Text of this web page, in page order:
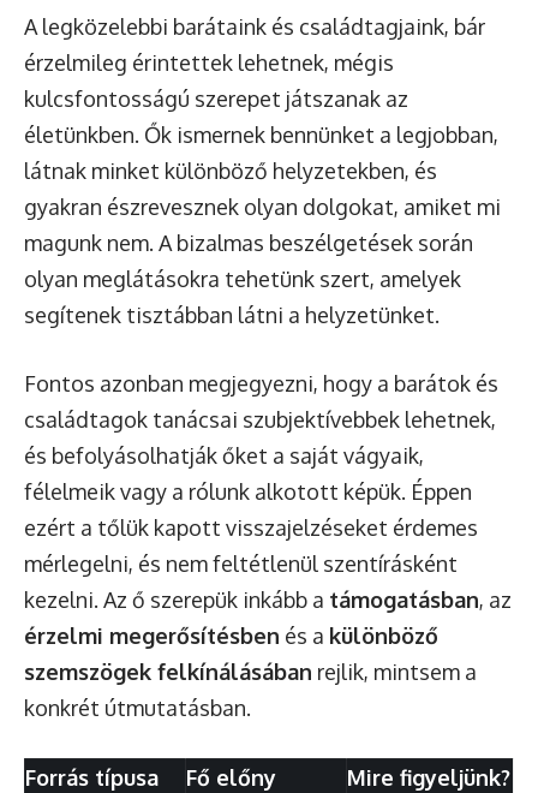
A legközelebbi barátaink és családtagjaink, bár
érzelmileg érintettek lehetnek, mégis
kulcsfontosságú szerepet játszanak az
életünkben. Ők ismernek bennünket a legjobban,
látnak minket különböző helyzetekben, és
gyakran észrevesznek olyan dolgokat, amiket mi
magunk nem. A bizalmas beszélgetések során
olyan meglátásokra tehetünk szert, amelyek
segítenek tisztábban látni a helyzetünket.
Fontos azonban megjegyezni, hogy a barátok és
családtagok tanácsai szubjektívebbek lehetnek,
és befolyásolhatják őket a saját vágyaik,
félelmeik vagy a rólunk alkotott képük. Éppen
ezért a tőlük kapott visszajelzéseket érdemes
mérlegelni, és nem feltétlenül szentírásként
kezelni. Az ő szerepük inkább a támogatásban, az
érzelmi megerősítésben és a különböző
szemszögek felkínálásában rejlik, mintsem a
konkrét útmutatásban.
Forrás típusa Fő előny
Mire figyeljünk?